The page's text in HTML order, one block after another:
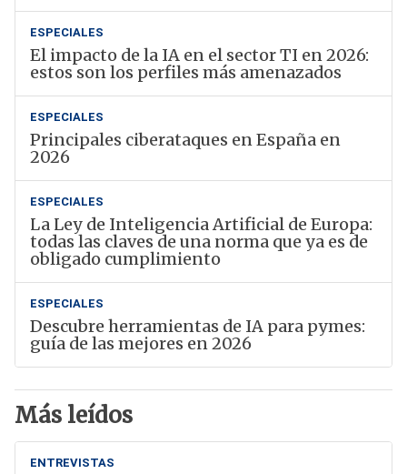
ESPECIALES
El impacto de la IA en el sector TI en 2026:
estos son los perfiles más amenazados
ESPECIALES
Principales ciberataques en España en
2026
ESPECIALES
La Ley de Inteligencia Artificial de Europa:
todas las claves de una norma que ya es de
obligado cumplimiento
ESPECIALES
Descubre herramientas de IA para pymes:
guía de las mejores en 2026
Más leídos
ENTREVISTAS